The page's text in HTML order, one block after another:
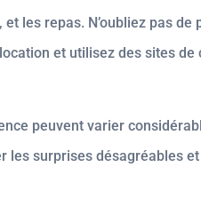
les repas. N’oubliez pas de
et utilisez des sites de
peuvent varier
les surprises désagréables